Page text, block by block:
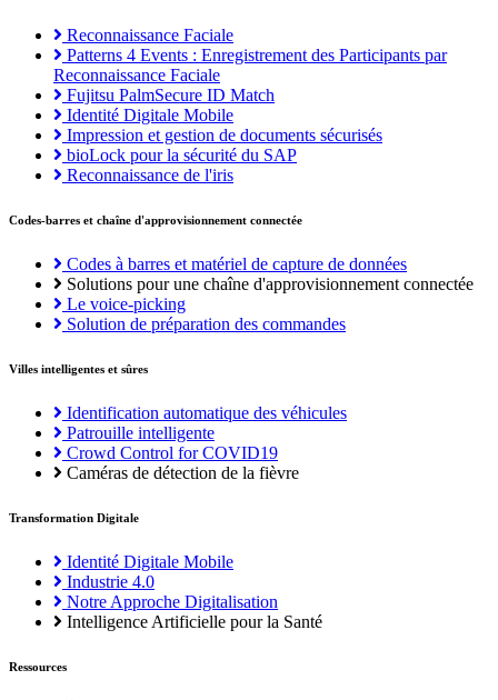
Reconnaissance Faciale
Patterns 4 Events : Enregistrement des Participants par
Reconnaissance Faciale
Fujitsu PalmSecure ID Match
Identité Digitale Mobile
Impression et gestion de documents sécurisés
bioLock pour la sécurité du SAP
Reconnaissance de l'iris
Codes-barres et chaîne d'approvisionnement connectée
Codes à barres et matériel de capture de données
Solutions pour une chaîne d'approvisionnement connectée
Le voice-picking
Solution de préparation des commandes
Villes intelligentes et sûres
Identification automatique des véhicules
Patrouille intelligente
Crowd Control for COVID19
Caméras de détection de la fièvre
Transformation Digitale
Identité Digitale Mobile
Industrie 4.0
Notre Approche Digitalisation
Intelligence Artificielle pour la Santé
Ressources